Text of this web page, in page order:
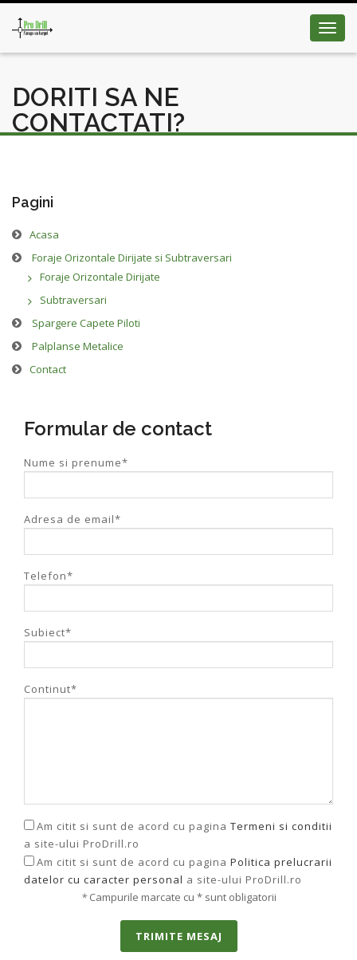
DORITI SA NE
CONTACTATI?
Pagini
Acasa
Foraje Orizontale Dirijate si Subtraversari
Foraje Orizontale Dirijate
Subtraversari
Spargere Capete Piloti
Palplanse Metalice
Contact
Formular de contact
Nume si prenume*
Adresa de email*
Telefon*
Subiect*
Continut*
Am citit si sunt de acord cu pagina Termeni si conditii
a site-ului ProDrill.ro
Am citit si sunt de acord cu pagina Politica prelucrarii
datelor cu caracter personal a site-ului ProDrill.ro
*Campurile marcate cu * sunt obligatorii
TRIMITE MESAJ